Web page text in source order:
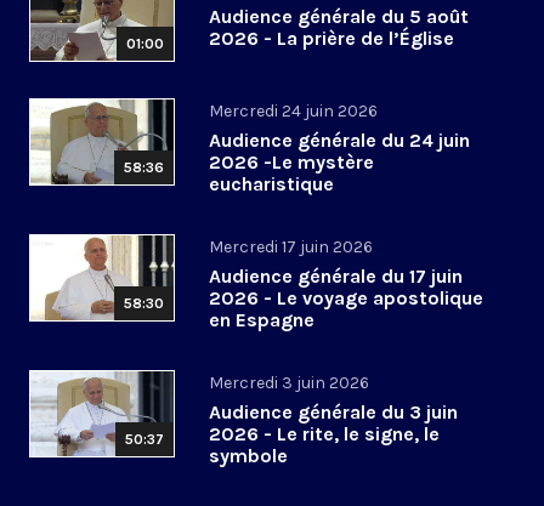
01:00
Audience générale du 5 août
2026 - La prière de l’Église
58:36
Mercredi 24 juin 2026
Audience générale du 24 juin
2026 -Le mystère
eucharistique
58:30
Mercredi 17 juin 2026
Audience générale du 17 juin
2026 - Le voyage apostolique
en Espagne
50:37
Mercredi 3 juin 2026
Audience générale du 3 juin
2026 - Le rite, le signe, le
symbole